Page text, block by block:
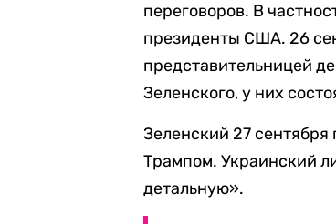
переговоров. В
президенты США. 26
представительницей
Зеленского, у них
Зеленский 27
Трампом. Украинский
детальную».